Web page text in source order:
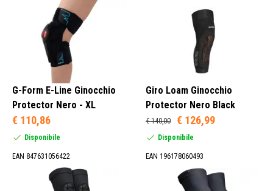
G-Form E-Line Ginocchio
Protector Nero - XL
€ 110,86
Disponibile
EAN 847631056422
Giro Loam Ginocchio
Protector Nero Black
€ 140,00 € 126,99
Disponibile
EAN 196178060493